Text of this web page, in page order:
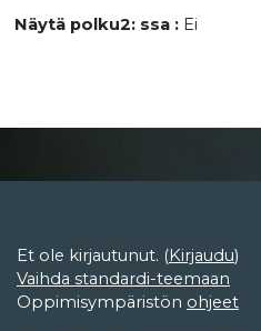
Näytä polku2: ssa : Ei
Et ole kirjautunut. (Kirjaudu)
Vaihda standardi-teemaan
Oppimisympäristön ohjeet